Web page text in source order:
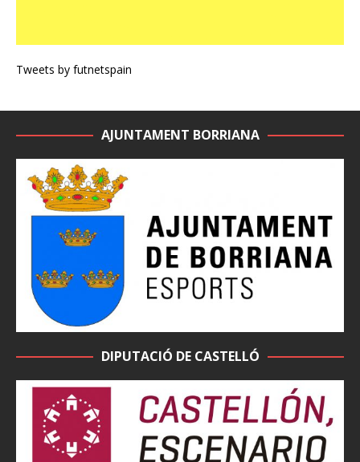
Tweets by futnetspain
AJUNTAMENT BORRIANA
DIPUTACIÓ DE CASTELLÓ